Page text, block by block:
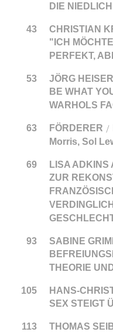
DIE
43
CHRISTIAN
"ICH
PERFEKT,
53
JÖRG HEISER
BE WHAT
WARHOLS
63 FÖRDERER /
Morris, Sol
69
LISA ADKINS
ZUR
93
SABINE
THEORIE
105
HANS-
SEX STEIGT
113
THOMAS